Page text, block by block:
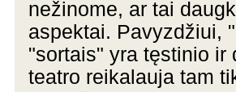
nežinome, ar tai
aspektai. Pavyzdžiui,
"sortais" yra tęstinio ir
teatro reikalauja tam